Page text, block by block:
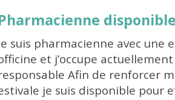
suis pharmacienne avec
et j’occupe
Afin de renforcer
je suis disponible pour